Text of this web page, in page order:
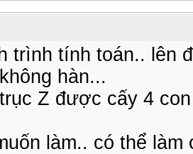
trình tính toán.. lên
hàn...
Z được cấy 4
làm.. có thể